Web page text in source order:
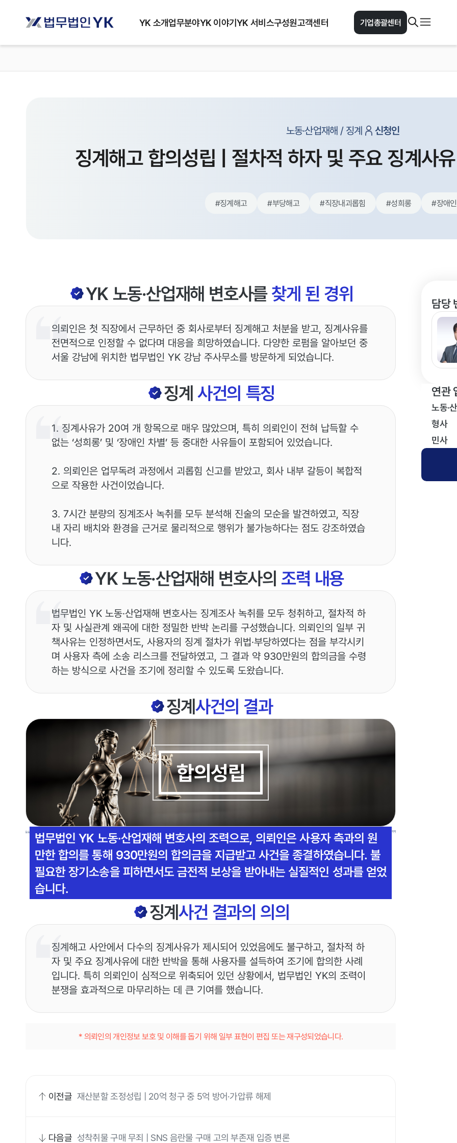
YK 소개업무분야YK 이야기YK 서비스구성원고객센터 기업총괄센터
노동·산업재해 / 징계 신청인
징계해고 합의성립 | 절차적 하자 및 주요 징계사
#징계해고 #부당해고 #직장내괴롭힘 #성희롱 #장애
YK 노동·산업재해 변호사를찾게 된 경위
의뢰인은 첫 직장에서 근무하던 중 회사로부터 징계해고 처분을 받고, 징계사유를
전면적으로 인정할 수 없다며 대응을 희망하였습니다. 다양한 로펌을 알아보던 중
서울 강남에 위치한 법무법인 YK 강남 주사무소를 방문하게 되었습니다.
징계사건의 특징
1. 징계사유가 20여 개 항목으로 매우 많았으며, 특히 의뢰인이 전혀 납득할 수
없는 ‘성희롱’ 및 ‘장애인 차별’ 등 중대한 사유들이 포함되어 있었습니다.
2. 의뢰인은 업무독려 과정에서 괴롭힘 신고를 받았고, 회사 내부 갈등이 복합적
으로 작용한 사건이었습니다.
3. 7시간 분량의 징계조사 녹취를 모두 분석해 진술의 모순을 발견하였고, 직장
내 자리 배치와 환경을 근거로 물리적으로 행위가 불가능하다는 점도 강조하였습
니다.
YK노동·산업재해 변호사의 조력 내용
법무법인 YK 노동·산업재해 변호사는 징계조사 녹취를 모두 청취하고, 절차적 하
자 및 사실관계 왜곡에 대한 정밀한 반박 논리를 구성했습니다. 의뢰인의 일부 귀
책사유는 인정하면서도, 사용자의 징계 절차가 위법·부당하였다는 점을 부각시키
며 사용자 측에 소송 리스크를 전달하였고, 그 결과 약 930만원의 합의금을 수령
하는 방식으로 사건을 조기에 정리할 수 있도록 도왔습니다.
징계사건의 결과
합의성립
법무법인 YK 노동·산업재해 변호사의 조력으로, 의뢰인은 사용자 측과의 원
만한 합의를 통해 930만원의 합의금을 지급받고 사건을 종결하였습니다. 불
필요한 장기소송을 피하면서도 금전적 보상을 받아내는 실질적인 성과를 얻었
습니다.
징계사건 결과의 의의
징계해고 사안에서 다수의 징계사유가 제시되어 있었음에도 불구하고, 절차적 하
자 및 주요 징계사유에 대한 반박을 통해 사용자를 설득하여 조기에 합의한 사례
입니다. 특히 의뢰인이 심적으로 위축되어 있던 상황에서, 법무법인 YK의 조력이
분쟁을 효과적으로 마무리하는 데 큰 기여를 했습니다.
* 의뢰인의 개인정보 보호 및 이해를 돕기 위해 일부 표현이 편집 또는 재구성되었습니다.
담당
연관
노동·
형사
민사
이전글 재산분할 조정성립 | 20억 청구 중 5억 방어·가압류 해제
다음글 성착취물 구매 무죄 | SNS 음란물 구매 고의 부존재 입증 변론